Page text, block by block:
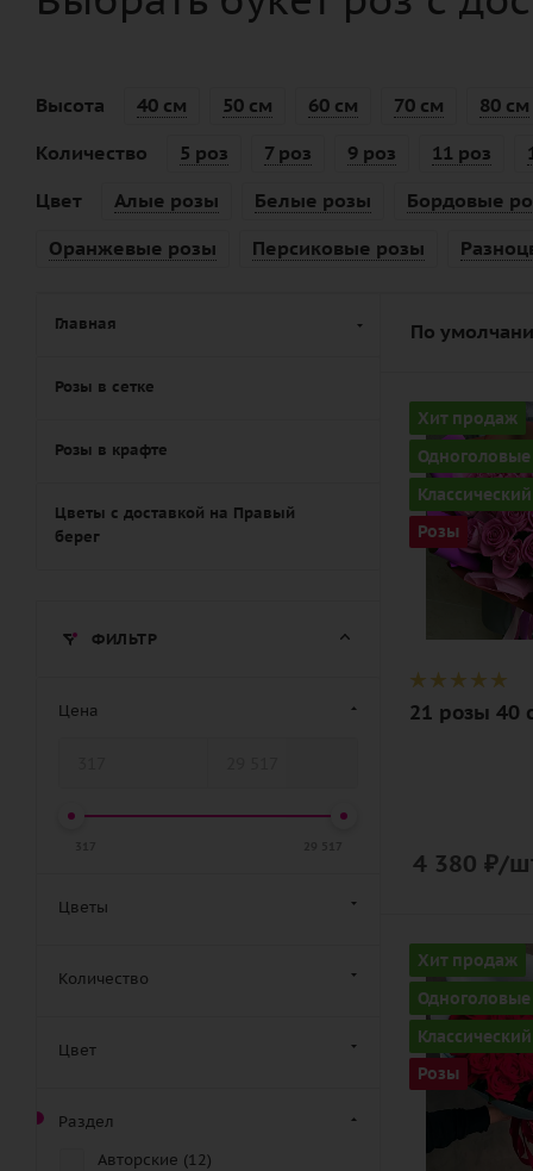
Высота 40 см 50 см 60 см 70 см 80 см
Количество
5 роз 7 роз 9 роз 11 роз
Цвет
Алые розы Белые розы Бордовые
Оранжевые розы
Персиковые розы
По
Хит продаж
Одноголовые
Классический
Розы
Количество
21
Цвет
розовый
Описание
роза, лента,
упаковка
21 розы 40
4 380 ₽/
Хит продаж
Одноголовые
Классический
Розы
Количество
21
Цвет
алый,
бордовый,
красный,
Главная
Розы в сетке
Розы в крафте
Цветы с доставкой на Правый
берег
ФИЛЬТР
Цена
Цветы
Количество
Цвет
Раздел
Авторские (12)